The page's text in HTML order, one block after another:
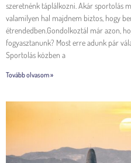
szeretnénk táplálkozni. Akár sportolás
valamilyen hal majdnem biztos, hogy
étrendedben.Gondolkoztál már azon,
fogyasztanunk? Most erre adunk pár
Sportolás közben a
Tovább olvasom »